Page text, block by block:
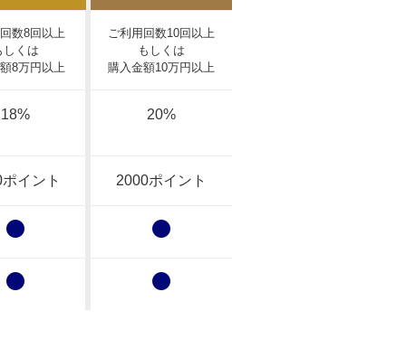
数8回以上
しくは
8万円以上
ご利用回数10回以上
もしくは
購入金額10万円以上
18% 20%
イント 2000ポイント